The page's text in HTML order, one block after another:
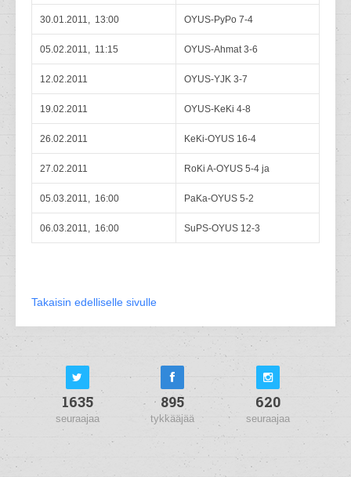
30.01.2011, 13:00 OYUS-PyPo 7-4
05.02.2011, 11:15 OYUS-Ahmat 3-6
12.02.2011 OYUS-YJK 3-7
19.02.2011 OYUS-KeKi 4-8
26.02.2011 KeKi-OYUS 16-4
27.02.2011 RoKi A-OYUS 5-4 ja
05.03.2011, 16:00 PaKa-OYUS 5-2
06.03.2011, 16:00 SuPS-OYUS 12-3
Takaisin edelliselle sivulle
1635
seuraajaa
895
tykkääjää
620
seuraajaa